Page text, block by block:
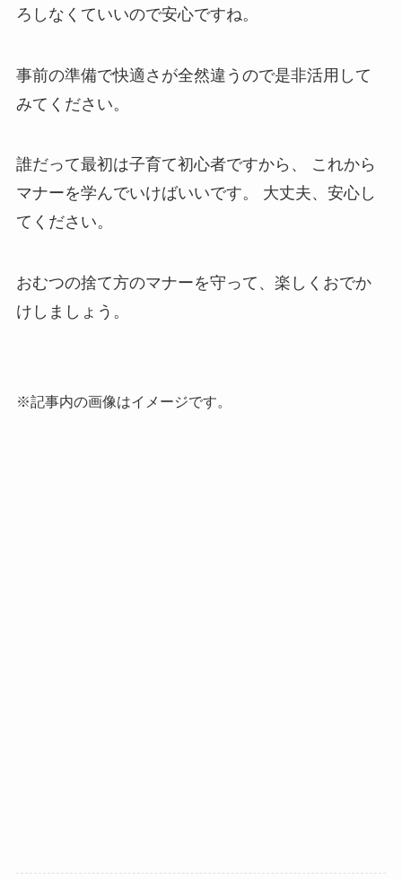
ろしなくていいので安心ですね。
事前の準備で快適さが全然違うので是非活用して
みてください。
誰だって最初は子育て初心者ですから、
これから
マナーを学んでいけばいいです。
大丈夫、安心し
てください。
おむつの捨て方のマナーを守って、楽しくおでか
けしましょう。
※記事内の画像はイメージです。